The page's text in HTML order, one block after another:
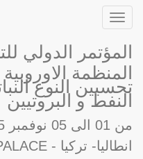
المؤتمر الدولي
تحسيين النوع
النفط و البروتيين
من 01 الى 05 نوفمبر 2015
WOW KREMLIN PALACE - انطاليا- تركيا